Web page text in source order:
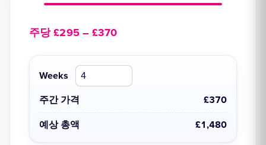
주당 £295 – £370
Weeks
주간 가격 £370
예상 총액 £1,480